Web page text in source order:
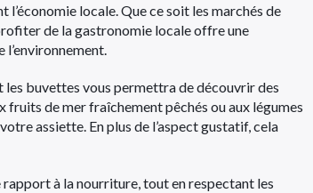
locale. Que ce soit les marchés de
de la gastronomie locale offre une
les buvettes vous permettra de découvrir des
de mer fraîchement pêchés ou aux légumes
assiette. En plus de l’aspect gustatif, cela
à la nourriture, tout en respectant les